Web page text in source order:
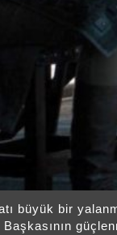
büyük bir